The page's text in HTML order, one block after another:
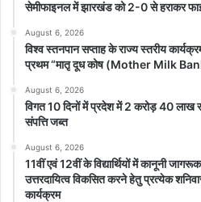
सेमीफाइनल में झारखंड को 2-0 से हराकर
August 6, 2026
विश्व स्तनपान सप्ताह के राज्य स्तरीय
प्रथम “मातृ दूध कोष (Mother Milk
August 6, 2026
विगत 10 दिनों में प्रदेश में 2 करोड़ 40 लाख
संपत्ति जब्त
August 6, 2026
11वीं एवं 12वीं के विद्यार्थियों में कानूनी
उत्तरदायित्व विकसित करने हेतु प्रत्येक
कार्यक्रम